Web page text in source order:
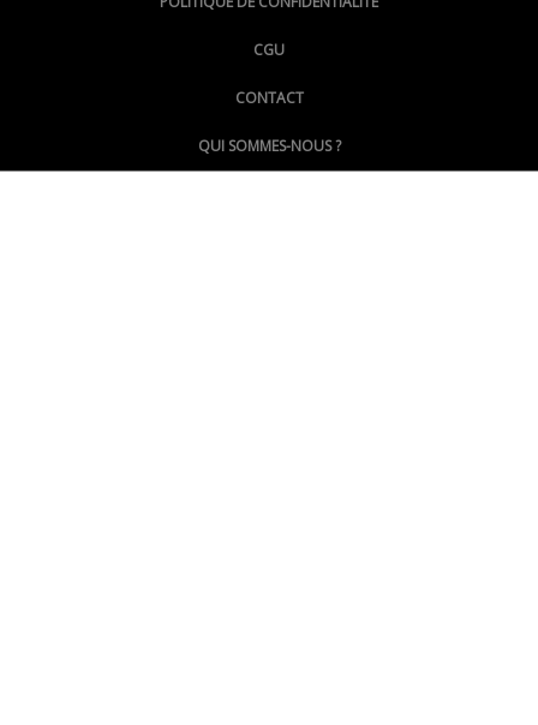
@LePoingMontpellier
CGU
CONTACT
QUI SOMMES-NOUS ?